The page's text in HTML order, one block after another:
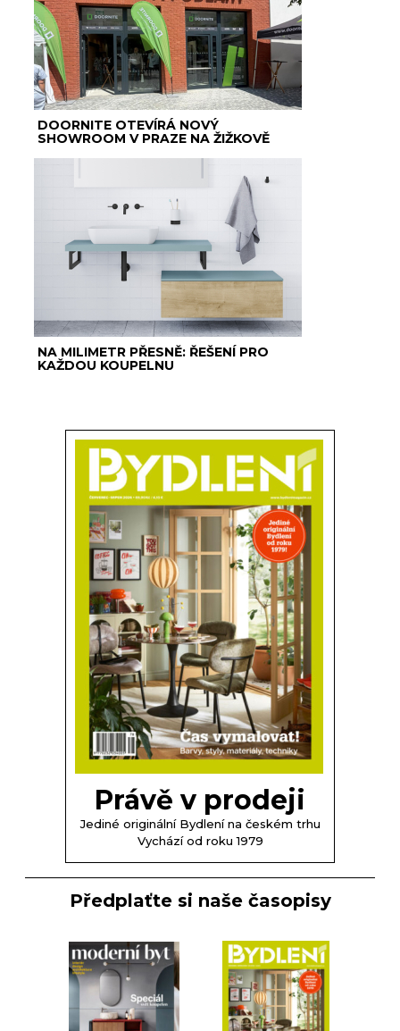
DOORNITE OTEVÍRÁ NOVÝ
SHOWROOM V PRAZE NA ŽIŽKOVĚ
NA MILIMETR PŘESNĚ: ŘEŠENÍ PRO
KAŽDOU KOUPELNU
Právě v prodeji
Jediné originální Bydlení na českém trhu
Vychází od roku 1979
Předplaťte si naše časopisy